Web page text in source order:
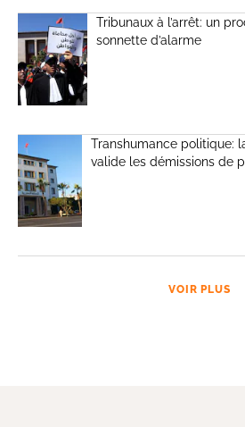
Tribunaux à l’arrêt: un
sonnette d’alarme
Transhumance politique:
valide les démissions de
VOIR PLUS